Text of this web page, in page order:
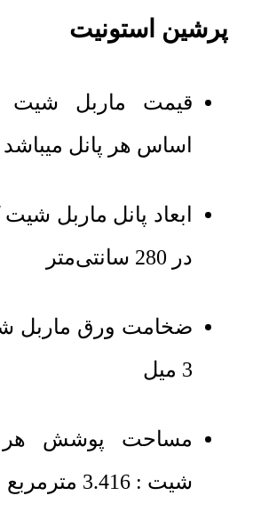
پرشین استونیت
اساس هر پانل میباشد
در 280 سانتی‌متر
3 میل
مساحت پوشش هر
شیت : 3.416 مترمربع